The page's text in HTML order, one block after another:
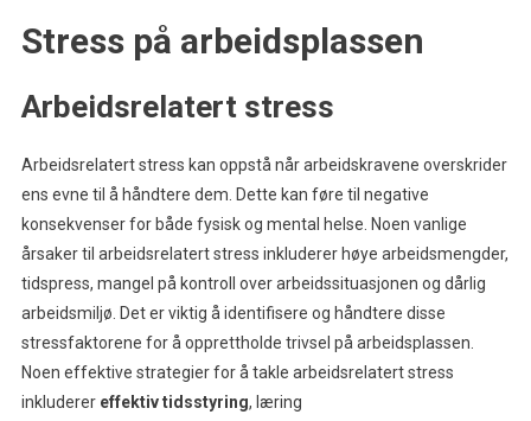
Stress på arbeidsplassen
Arbeidsrelatert stress
Arbeidsrelatert stress kan oppstå når arbeidskravene overskrider
ens evne til å håndtere dem. Dette kan føre til negative
konsekvenser for både fysisk og mental helse. Noen vanlige
årsaker til arbeidsrelatert stress inkluderer høye arbeidsmengder,
tidspress, mangel på kontroll over arbeidssituasjonen og dårlig
arbeidsmiljø. Det er viktig å identifisere og håndtere disse
stressfaktorene for å opprettholde trivsel på arbeidsplassen.
Noen effektive strategier for å takle arbeidsrelatert stress
inkluderer effektiv tidsstyring, læring